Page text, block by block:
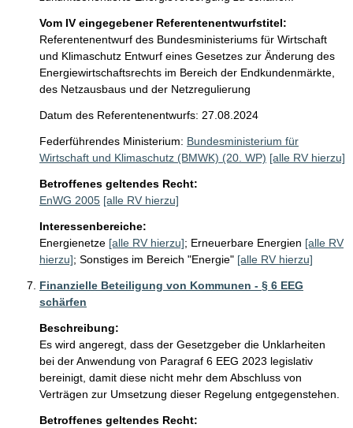
Vom IV eingegebener Referentenentwurfstitel:
Referentenentwurf des Bundesministeriums für Wirtschaft
und Klimaschutz Entwurf eines Gesetzes zur Änderung des
Energiewirtschaftsrechts im Bereich der Endkundenmärkte,
des Netzausbaus und der Netzregulierung
Datum des Referentenentwurfs: 27.08.2024
Federführendes Ministerium: Bundesministerium für
Wirtschaft und Klimaschutz (BMWK) (20. WP) [alle RV hierzu]
Betroffenes geltendes Recht:
EnWG 2005 [alle RV hierzu]
Interessenbereiche:
Energienetze [alle RV hierzu]; Erneuerbare Energien [alle RV
hierzu]; Sonstiges im Bereich "Energie" [alle RV hierzu]
Finanzielle Beteiligung von Kommunen - § 6 EEG
schärfen
Beschreibung:
Es wird angeregt, dass der Gesetzgeber die Unklarheiten
bei der Anwendung von Paragraf 6 EEG 2023 legislativ
bereinigt, damit diese nicht mehr dem Abschluss von
Verträgen zur Umsetzung dieser Regelung entgegenstehen.
Betroffenes geltendes Recht: